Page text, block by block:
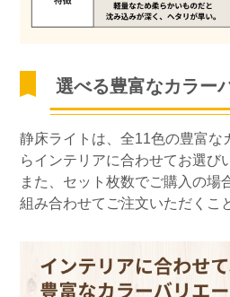
選べる豊富なカラー
静床ライトは、全11色の豊富な
らインテリアに合わせてお選び
また、セット枚数でご購入の場
組み合わせてご注文いただくこ